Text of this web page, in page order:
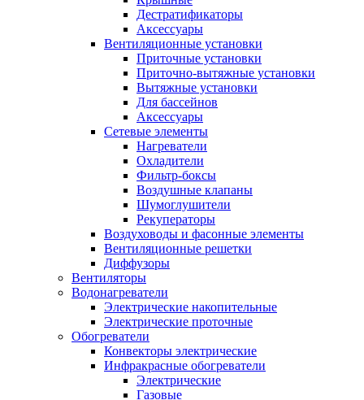
Дестратификаторы
Аксессуары
Вентиляционные установки
Приточные установки
Приточно-вытяжные установки
Вытяжные установки
Для бассейнов
Аксессуары
Сетевые элементы
Нагреватели
Охладители
Фильтр-боксы
Воздушные клапаны
Шумоглушители
Рекуператоры
Воздуховоды и фасонные элементы
Вентиляционные решетки
Диффузоры
Вентиляторы
Водонагреватели
Электрические накопительные
Электрические проточные
Обогреватели
Конвекторы электрические
Инфракрасные обогреватели
Электрические
Газовые